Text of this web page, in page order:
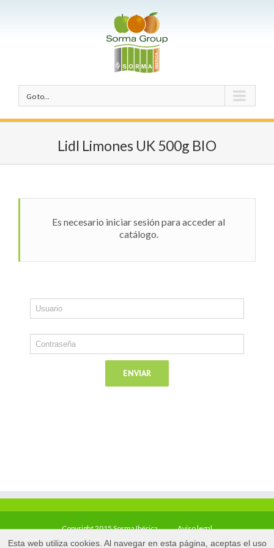
Go to...
Lidl Limones UK 500g BIO
Es necesario iniciar sesión para acceder al
catálogo.
Copyright 2015 Sorma Ibérica Aviso legal
Esta web utiliza cookies. Al navegar en esta página, aceptas el uso